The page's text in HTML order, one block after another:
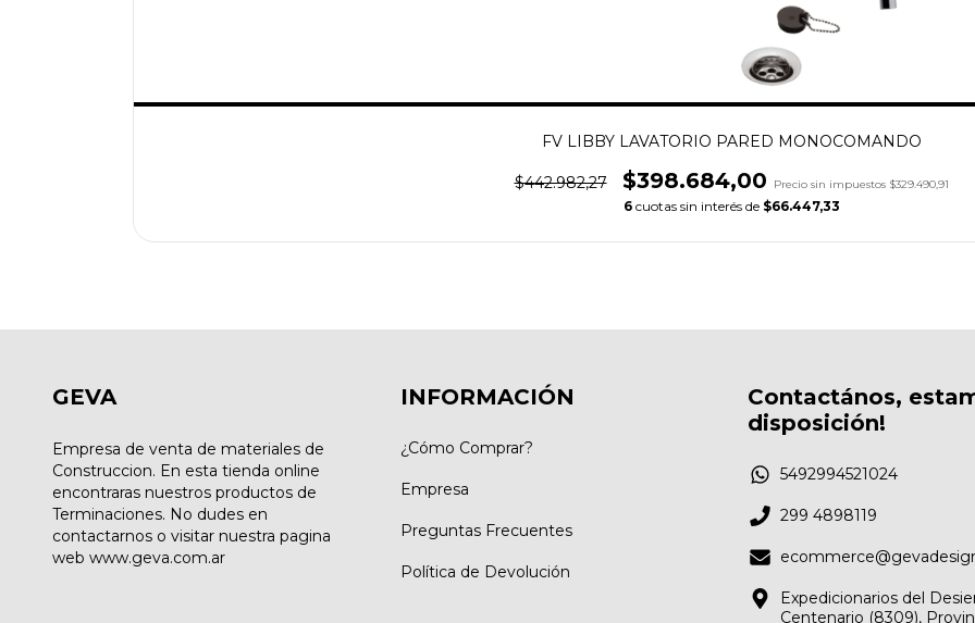
FV LIBBY LAVATORIO PARED MONOCOMANDO
$442.982,27 $398.684,00 Precio sin impuestos $329.490,91
6 cuotas sin interés de $66.447,33
GEVA
Empresa de venta de materiales de
Construccion. En esta tienda online
encontraras nuestros productos de
Terminaciones. No dudes en
contactarnos o visitar nuestra pagina
web www.geva.com.ar
INFORMACIÓN
¿Cómo Comprar?
Empresa
Preguntas Frecuentes
Política de Devolución
Contactános,
disposición!
5492994521024
299 4898119
Expedicionarios del
Centenario (8309),